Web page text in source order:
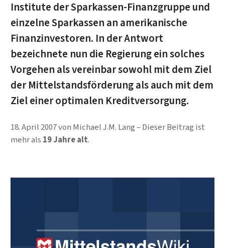
Institute der Sparkassen-Finanzgruppe und
einzelne Sparkassen an amerikanische
Finanzinvestoren. In der Antwort
bezeichnete nun die Regierung ein solches
Vorgehen als vereinbar sowohl mit dem Ziel
der Mittelstandsförderung als auch mit dem
Ziel einer optimalen Kreditversorgung.
18. April 2007von Michael J.M. Lang
Dieser Beitrag ist
mehr als 19 Jahre alt.